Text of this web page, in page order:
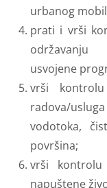
urbanog
prati i vrši
održavanju
usvojene
vrši
radova/
vodotoka,
površina;
vrši
napuštene